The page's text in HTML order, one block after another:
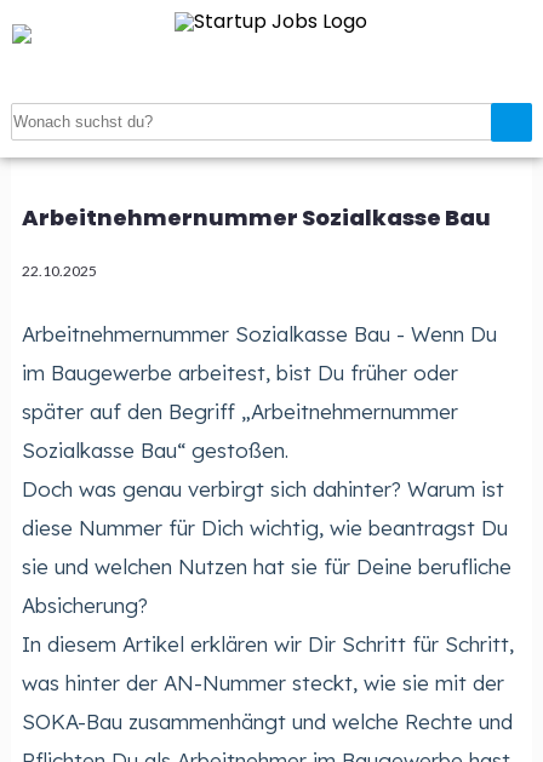
Startseite > Arbeitnehmernummer Sozialkasse Bau
Arbeitnehmernummer Sozialkasse Bau
22.10.2025
Arbeitnehmernummer Sozialkasse Bau - Wenn Du
im Baugewerbe arbeitest, bist Du früher oder
später auf den Begriff „Arbeitnehmernummer
Sozialkasse Bau“ gestoßen.
Doch was genau verbirgt sich dahinter? Warum ist
diese Nummer für Dich wichtig, wie beantragst Du
sie und welchen Nutzen hat sie für Deine berufliche
Absicherung?
In diesem Artikel erklären wir Dir Schritt für Schritt,
was hinter der AN-Nummer steckt, wie sie mit der
SOKA-Bau zusammenhängt und welche Rechte und